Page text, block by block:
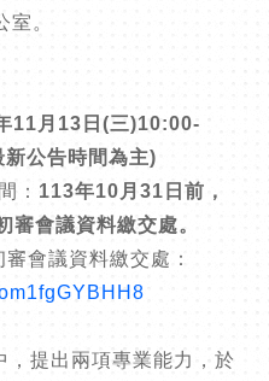
。
11月13日(三)10:00-
公告時間為主)
： 113年10月31日前，
審會議資料繳交處。
會議資料繳交處：
出兩項專業能力，於